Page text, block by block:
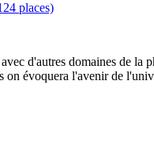
places)
d'autres domaines de
on évoquera l'avenir de